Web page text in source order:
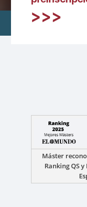
Máster
Ranking QS